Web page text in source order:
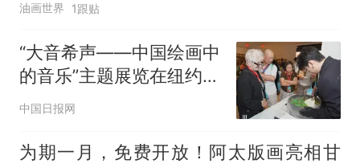
油画世界 1跟贴
“大音希声——中国绘画中
的音乐”主题展览在纽约举
行
中国日报网
为期一月，免费开放！阿太版画亮相甘